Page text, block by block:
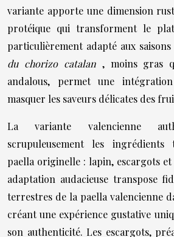
variante apporte une dimension
protéique qui transforment le
particulièrement adapté aux
du chorizo catalan , moins gras
andalous, permet une
masquer les saveurs délicates des
La variante valencienne
scrupuleusement les
paella originelle : lapin, escargots
adaptation audacieuse transpose
terrestres de la paella valencienne
créant une expérience gustative
son authenticité. Les escargots,